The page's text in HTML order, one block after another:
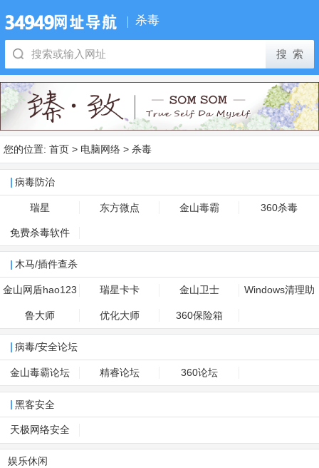
杀毒
您的位置: 首页 > 电脑网络 > 杀毒
病毒防治
瑞星 东方微点 金山毒霸 360杀毒
免费杀毒软件
木马/插件查杀
金山网盾hao123
专版
瑞星卡卡 金山卫士 Windows清理助
鲁大师 优化大师 360保险箱
病毒/安全论坛
金山毒霸论坛 精睿论坛 360论坛
黑客安全
天极网络安全
娱乐休闲